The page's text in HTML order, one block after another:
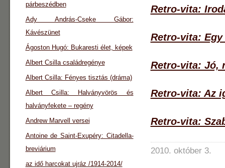
Retro-vita:
Retro-vita:
Retro-vita: Jó,
Retro-vita: Az
Retro-vita:
2010. október 3.
párbeszédben
Ady András-Cseke Gábor:
Kávészünet
Ágoston Hugó: Bukaresti élet, képek
Albert Csilla családregénye
Albert Csilla: Fényes tisztás (dráma)
Albert Csilla: Halványvörös és
halványfekete – regény
Andrew Marvell versei
Antoine de Saint-Exupéry: Citadella-
breviárium
az idő harcokat ujráz /1914-2014/